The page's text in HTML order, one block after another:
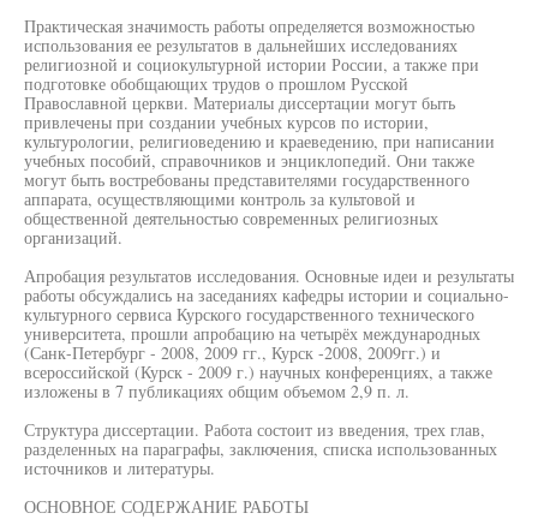
Практическая значимость работы определяется возможностью
использования ее результатов в дальнейших исследованиях
религиозной и социокультурной истории России, а также при
подготовке обобщающих трудов о прошлом Русской
Православной церкви. Материалы диссертации могут быть
привлечены при создании учебных курсов по истории,
культурологии, религиоведению и краеведению, при написании
учебных пособий, справочников и энциклопедий. Они также
могут быть востребованы представителями государственного
аппарата, осуществляющими контроль за культовой и
общественной деятельностью современных религиозных
организаций.
Апробация результатов исследования. Основные идеи и результаты
работы обсуждались на заседаниях кафедры истории и социально-
культурного сервиса Курского государственного технического
университета, прошли апробацию на четырёх международных
(Санк-Петербург - 2008, 2009 гг., Курск -2008, 2009гг.) и
всероссийской (Курск - 2009 г.) научных конференциях, а также
изложены в 7 публикациях общим объемом 2,9 п. л.
Структура диссертации. Работа состоит из введения, трех глав,
разделенных на параграфы, заключения, списка использованных
источников и литературы.
ОСНОВНОЕ СОДЕРЖАНИЕ РАБОТЫ